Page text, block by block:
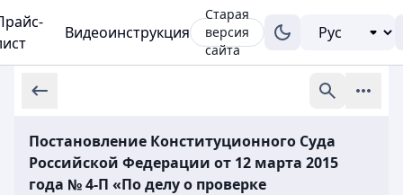
Видеоинструкция
Старая
версия
сайта
Постановление Конституционного Суда
Российской Федерации от 12 марта 2015
года № 4-П «По делу о проверке